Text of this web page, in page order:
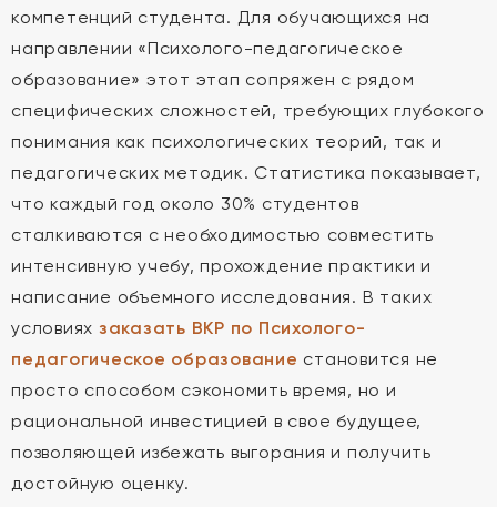
компетенций студента. Для обучающихся на
направлении «Психолого-педагогическое
образование» этот этап сопряжен с рядом
специфических сложностей, требующих глубокого
понимания как психологических теорий, так и
педагогических методик. Статистика показывает,
что каждый год около 30% студентов
сталкиваются с необходимостью совместить
интенсивную учебу, прохождение практики и
написание объемного исследования. В таких
условиях заказать ВКР по Психолого-
педагогическое образование становится не
просто способом сэкономить время, но и
рациональной инвестицией в свое будущее,
позволяющей избежать выгорания и получить
достойную оценку.